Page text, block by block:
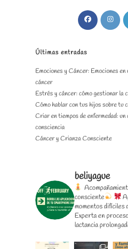
Se
abre
Se
Últimas entradas
Emociones y Cáncer: Emociones en
cáncer
Estrés y cáncer: cómo gestionar la
Cómo hablar con tus hijos sobre tu
Criar en tiempos de enfermedad: un
consciencia
Cáncer y Crianza Consciente
beliyague
consciente
momentos difíciles
Experta en
lactancia